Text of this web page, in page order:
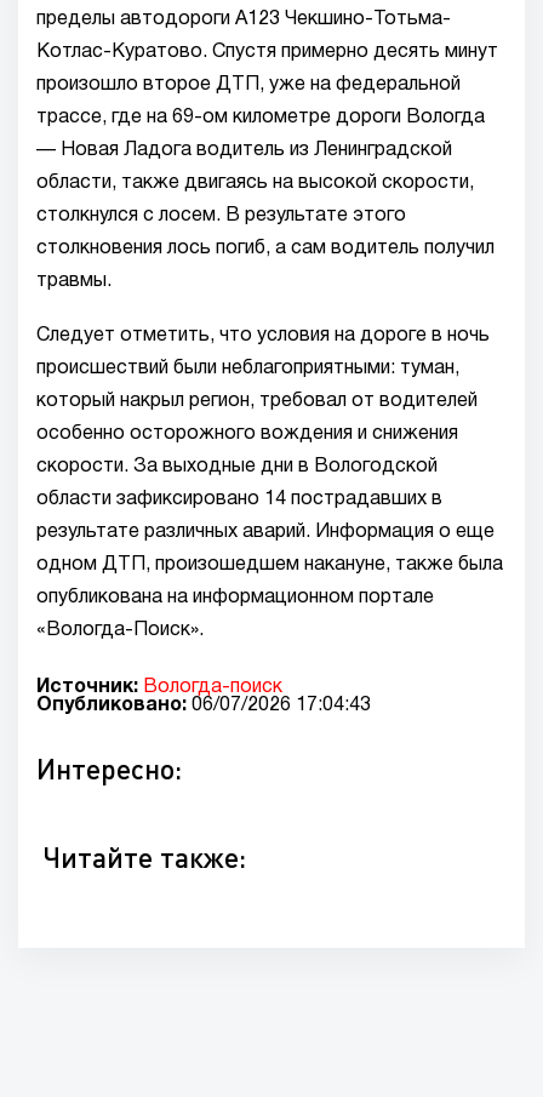
пределы автодороги А123 Чекшино-Тотьма-
Котлас-Куратово. Спустя примерно десять минут
произошло второе ДТП, уже на федеральной
трассе, где на 69-ом километре дороги Вологда
— Новая Ладога водитель из Ленинградской
области, также двигаясь на высокой скорости,
столкнулся с лосем. В результате этого
столкновения лось погиб, а сам водитель получил
травмы.
Следует отметить, что условия на дороге в ночь
происшествий были неблагоприятными: туман,
который накрыл регион, требовал от водителей
особенно осторожного вождения и снижения
скорости. За выходные дни в Вологодской
области зафиксировано 14 пострадавших в
результате различных аварий. Информация о еще
одном ДТП, произошедшем накануне, также была
опубликована на информационном портале
«Вологда-Поиск».
Источник: Вологда-поиск
Опубликовано: 06/07/2026 17:04:43
Интересно:
Читайте также: